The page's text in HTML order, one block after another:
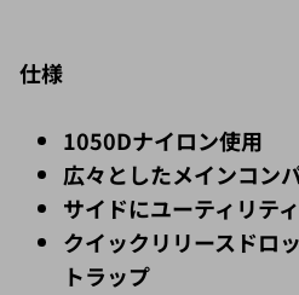
仕様
1050Dナイロン使用
広々としたメインコン
サイドにユーティリテ
クイックリリースドロ
トラップ